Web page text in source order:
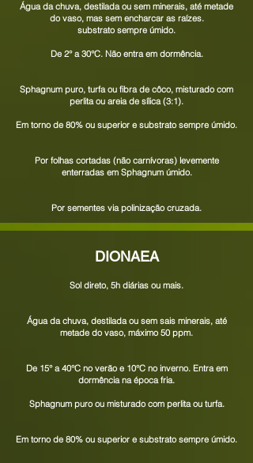
Água da chuva, destilada ou sem minerais, até metade
do vaso, mas sem encharcar as raízes.
substrato sempre úmido.
De 2° a 30°C. Não entra em dormência.
Sphagnum puro, turfa ou fibra de côco, misturado com
perlita ou areia de sílica (3:1).
Em torno de 80% ou superior e substrato sempre úmido.
Por folhas cortadas (não carnívoras) levemente
enterradas em Sphagnum úmido.
Por sementes via polinização cruzada.
DIONAEA
Sol direto, 5h diárias ou mais.
Água da chuva, destilada ou sem sais minerais, até
metade do vaso, máximo 50 ppm.
De 15° a 40°C no verão e 10°C no inverno. Entra em
dormência na época fria.
Sphagnum puro ou misturado com perlita ou turfa.
Em torno de 80% ou superior e substrato sempre úmido.